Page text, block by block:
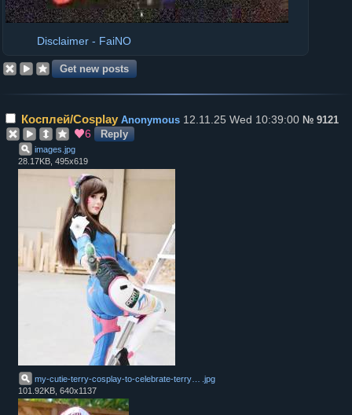
Disclaimer - FaiNO
Коcплей/Cosplay Anonymous 12.11.25 Wed 10:39:00 № 9121
6 Reply
images jpg
28.17KB, 495x619
jpg
101.92KB, 640x1137